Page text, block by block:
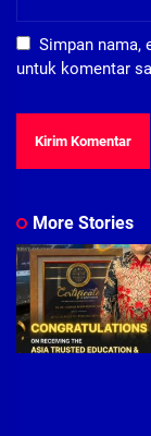
Simpan nama,
untuk komentar
More Stories